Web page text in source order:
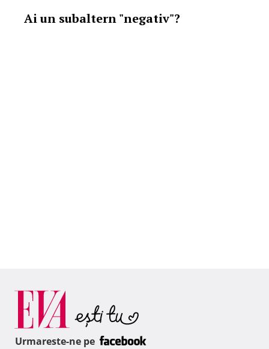
Ai un subaltern "negativ"?
Urmareste-ne pe